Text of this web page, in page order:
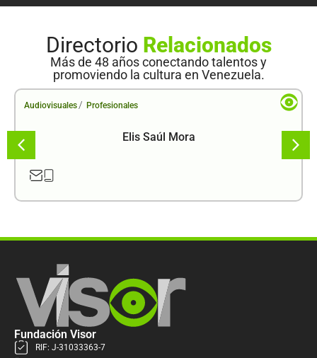
Directorio Relacionados
Más de 48 años conectando talentos y
promoviendo la cultura en Venezuela.
Audiovisuales / Profesionales
Elis Saúl Mora
Fundación Visor
RIF: J-31033363-7